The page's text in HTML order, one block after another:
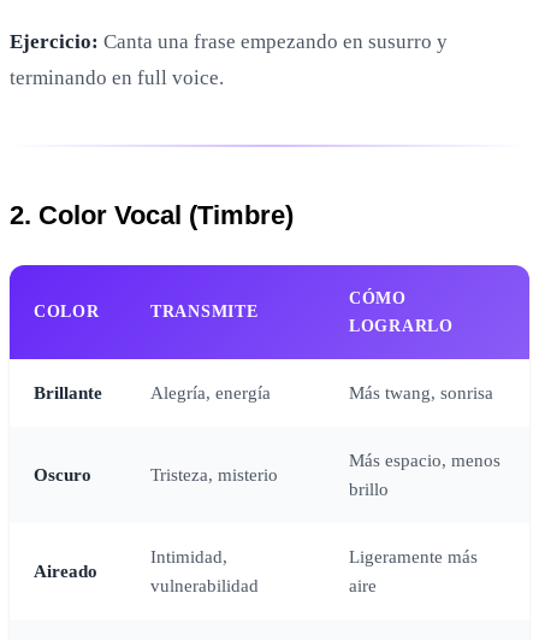
Ejercicio: Canta una frase empezando en susurro y
terminando en full voice.
2. Color Vocal (Timbre)
COLOR TRANSMITE
CÓMO
LOGRARLO
Brillante Alegría, energía Más twang, sonrisa
Oscuro Tristeza, misterio
Más espacio, menos
brillo
Aireado
Intimidad,
vulnerabilidad
Ligeramente más
aire